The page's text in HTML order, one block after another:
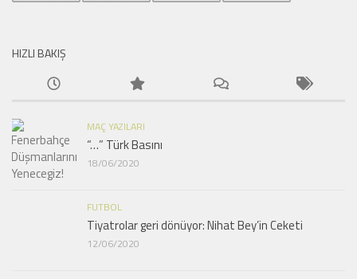
HIZLI BAKIŞ
MAÇ YAZILARI
“…” Türk Basını
18/06/2020
FUTBOL
Tiyatrolar geri dönüyor: Nihat Bey’in Ceketi
12/06/2020